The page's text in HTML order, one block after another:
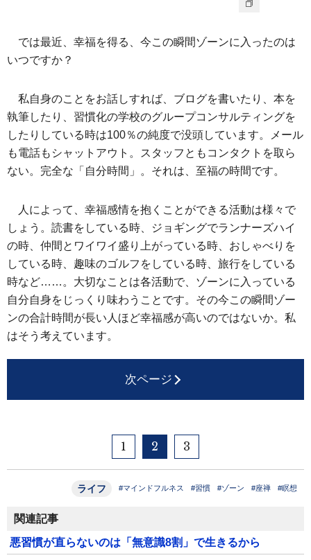
では最近、幸福を得る、今この瞬間ゾーンに入ったのは
いつですか？
私自身のことをお話しすれば、ブログを書いたり、本を
執筆したり、習慣化の学校のグループコンサルティングを
したりしている時は100％の純度で没頭しています。メール
も電話もシャットアウト。スタッフともコンタクトを取ら
ない。完全な「自分時間」。それは、至福の時間です。
人によって、幸福感情を抱くことができる活動は様々で
しょう。読書をしている時、ジョギングでランナーズハイ
の時、仲間とワイワイ盛り上がっている時、おしゃべりを
している時、趣味のゴルフをしている時、旅行をしている
時など……。大切なことは各活動で、ゾーンに入っている
自分自身をじっくり味わうことです。その今この瞬間ゾー
ンの合計時間が長い人ほど幸福感が高いのではないか。私
はそう考えています。
次ページ
1 2 3
ライフ #マインドフルネス #習慣 #ゾーン #座禅 #瞑想
関連記事
悪習慣が直らないのは「無意識8割」で生きるから